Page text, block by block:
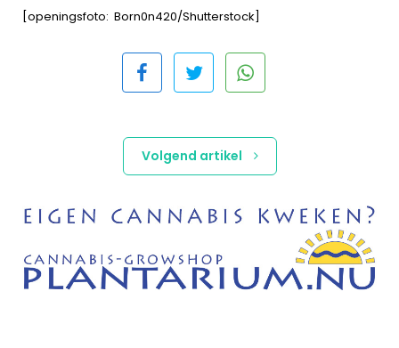
[openingsfoto: Born0n420/Shutterstock]
Volgend artikel